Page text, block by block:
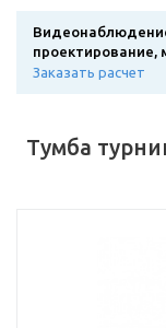
проектирование,
Заказать расчет
Тумба